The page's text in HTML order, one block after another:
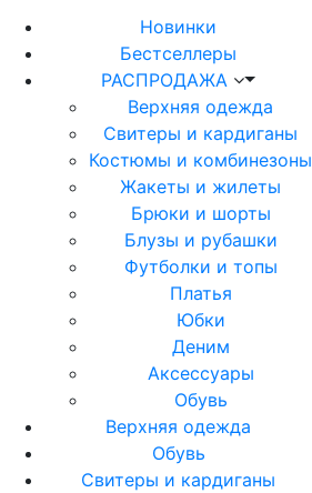
Новинки
Бестселлеры
РАСПРОДАЖА
Верхняя одежда
Свитеры и кардиганы
Костюмы и комбинезоны
Жакеты и жилеты
Брюки и шорты
Блузы и рубашки
Футболки и топы
Платья
Юбки
Деним
Аксессуары
Обувь
Верхняя одежда
Обувь
Свитеры и кардиганы